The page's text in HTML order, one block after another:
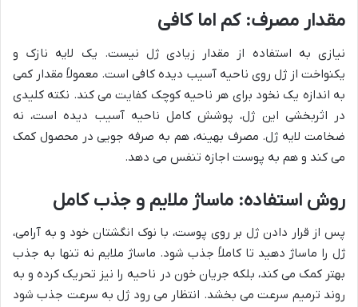
مقدار مصرف: کم اما کافی
نیازی به استفاده از مقدار زیادی ژل نیست. یک لایه نازک و
یکنواخت از ژل روی ناحیه آسیب دیده کافی است. معمولاً مقدار کمی
به اندازه یک نخود برای هر ناحیه کوچک کفایت می کند. نکته کلیدی
در اثربخشی این ژل، پوشش کامل ناحیه آسیب دیده است، نه
ضخامت لایه ژل. مصرف بهینه، هم به صرفه جویی در محصول کمک
می کند و هم به پوست اجازه تنفس می دهد.
روش استفاده: ماساژ ملایم و جذب کامل
پس از قرار دادن ژل بر روی پوست، با نوک انگشتان خود و به آرامی،
ژل را ماساژ دهید تا کاملاً جذب شود. ماساژ ملایم نه تنها به جذب
بهتر کمک می کند، بلکه جریان خون در ناحیه را نیز تحریک کرده و به
روند ترمیم سرعت می بخشد. انتظار می رود ژل به سرعت جذب شود